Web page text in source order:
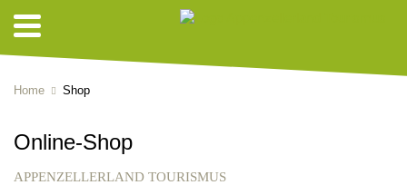
Home Shop
Online-Shop
APPENZELLERLAND TOURISMUS